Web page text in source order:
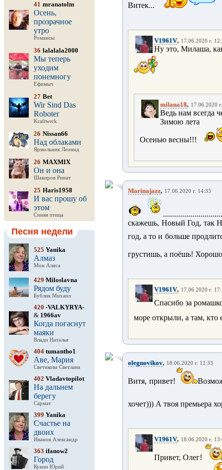
41 mranatolm
Осень,
прозрачное
утро
Романсы
36 lalalala2000
Мы теперь
уходим
понемногу
Ефимыч
27 Bet
Wir Sind Das
Roboter
Kraftwerk
26 Nissan66
Над облаками
Ярмольник Леонид
26 MAXMIX
Он и она
Шакиров Ринат
25 Haris1958
И вас прошу об
этом
Синяя птица
Песня недели
525 Yanika
Алмаз
Мон Алиса
429 Miloslavna
Рядом буду
Бублик Михаил
420 -VALKYRYA-
& 1966av
Когда погаснут
маяки
Влади Наталья
404 tumantho1
Аве, Мария
Светикова Светлана
402 Vladavtopilot
На дальнем
берегу
Сармат
399 Yanika
Счастье на
двоих
Иванов Александр
363 ifanow2
Город
Кукин Юрий
Витек...
V1961V, 17.06.2020 г.
Ну это, Милаша,
milana18, 17.06.2020
Ведь нам всегда
Зимою лета
Осенью весны!!!
Marinajazz, 17.06.2020 г. 14:33
скажешь, Новый Год, так
год, а то и больше
грустишь, а поёшь!
V1961V, 17.06.2020 г.
Спасибо за
море открыли, а там, кто
olegnovikov, 18.06.2020 г. 12:33
Витя, привет!
хочет))) А твоя премьера
V1961V, 18.06.2020 г.
Привет, Олег!